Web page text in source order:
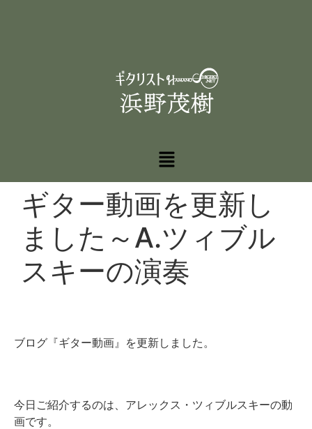
ギター動画を更新し
ました～A.ツィブル
スキーの演奏
ブログ『ギター動画』を更新しました。
今日ご紹介するのは、アレックス・ツィブルスキーの動
画です。